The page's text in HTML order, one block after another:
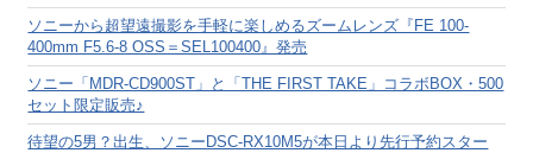
ブ
ソニーから超望遠撮影を手軽に楽しめるズームレンズ『FE 100-
400mm F5.6-8 OSS＝SEL100400』発売
ソニー「MDR-CD900ST」と「THE FIRST TAKE」コラボBOX・500
セット限定販売♪
待望の5男？出生、ソニーDSC-RX10M5が本日より先行予約スター